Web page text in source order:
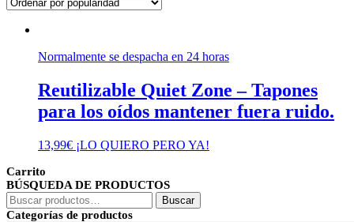
Normalmente se despacha en 24 horas
Reutilizable Quiet Zone – Tapones
para los oídos mantener fuera ruido.
13,99€ ¡LO QUIERO PERO YA!
Carrito
BÚSQUEDA DE PRODUCTOS
Buscar
por:
Buscar
Categorías de productos